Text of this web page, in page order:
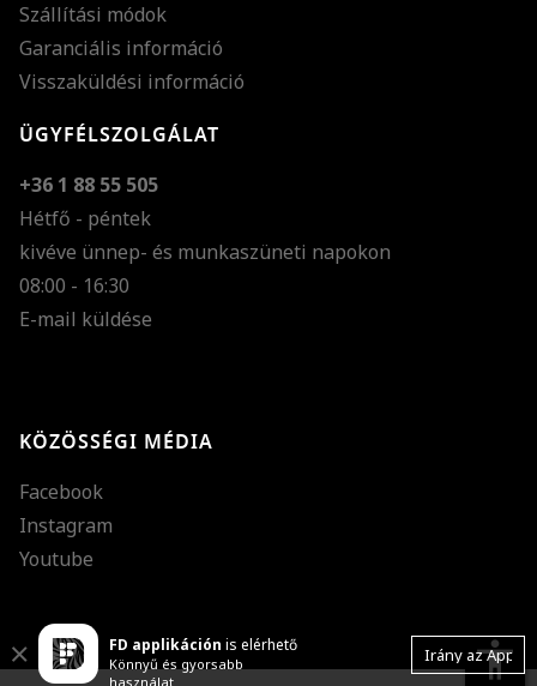
Szállítási módok
Garanciális információ
Visszaküldési információ
ÜGYFÉLSZOLGÁLAT
+36 1 88 55 505
Hétfő - péntek
kivéve ünnep- és munkaszüneti napokon
08:00 - 16:30
E-mail küldése
KÖZÖSSÉGI MÉDIA
Facebook
Instagram
Youtube
FD applikáción is elérhető
Könnyű és gyorsabb
használat
Irány az App
Close accessibility
Nagy kurzor